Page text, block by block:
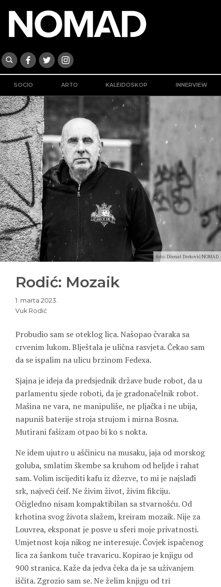
SOCIO ARTO KALEIDOSKOP INNERVIEW
foto: Dženat Dreković/NOMAD
Rodić: Mozaik
1. marta 2023.
Vuk Rodić
Probudio sam se oteklog lica. Našopao čvaraka sa
crvenim lukom. Blještala je ulična rasvjeta. Čekao sam
da se ispalim na ulicu brzinom Fedexa.
Sjajna je ideja da predsjednik države bude robot, da u
parlamentu sjede roboti, da je gradonačelnik robot.
Mašina ne vara, ne manipuliše, ne pljačka i ne ubija,
napuniš baterije stroja strujom i mirna Bosna.
Mutirani fašizam otpao bi ko s nokta.
Ne idem ujutro u aščinicu na musaku, jaja od morskog
goluba, smlatim škembe sa kruhom od heljde i rahat
sam. Volim iscijediti kafu iz džezve, to mi je najslađi
srk, najveći ćeif. Ne živim život, živim fikciju.
Očigledno nisam kompaktibilan sa stvarnošću. Od
krhotina svog života slažem, kreiram mozaik. Nije za
Louvrea, eksponat je posve u sferi moje privatnosti.
Umjetnost koja nikog ne interesuje. Čovjek ispačenog
lica za šankom tuče travaricu. Kopirao je knjigu od
900 stranica. Kaže da jedva čeka da je sa uživanjem
iščita. Zgrozio sam se. Ne želim knjigu od tri